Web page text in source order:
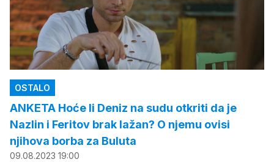
OSTALO
ANKETA Hoće li Deniz na sudu otkriti da je
Nazlin i Feritov brak lažan? O njemu ovisi
njihova borba za Buluta
09.08.2023 19:00